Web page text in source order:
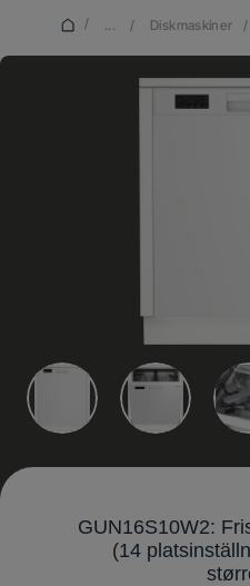
/ ... / Diskmaskiner /
GUN16S10W2:
(14